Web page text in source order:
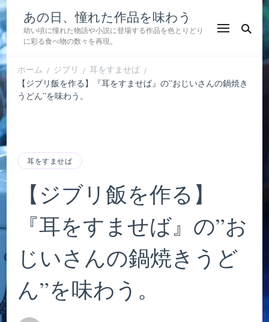
あの日、憧れた作品を味わう
幼い頃に憧れた物語や小説に登場する作品を色とりどり
に彩る食べ物の数々を再現。
ホーム / ジブリ / 耳をすませば /
【ジブリ飯を作る】『耳をすませば』の”おじいさんの鍋焼き
うどん”を味わう。
耳をすませば
【ジブリ飯を作る】
『耳をすませば』の”お
じいさんの鍋焼きうど
ん”を味わう。